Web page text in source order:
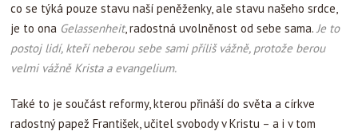
co se týká pouze stavu naší peněženky, ale stavu našeho srdce,
je to ona Gelassenheit, radostná uvolněnost od sebe sama.Je to
postoj lidí, kteří neberou sebe sami příliš vážně, protože berou
velmi vážně Krista a evangelium.
Také to je součást reformy, kterou přináší do světa a církve
radostný papež František, učitel svobody v Kristu – a i v tom